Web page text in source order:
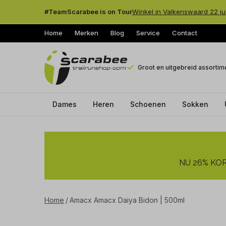
#TeamScarabee is on TourWinkel in Valkenswaard 22
Home Merken Blog Service Contact
Groot en uitgebreid
Dames Heren Schoenen Sokken
Amacx
Daiya
Bidon
NU 26%
Home Amacx Amacx Daiya Bidon | 500ml